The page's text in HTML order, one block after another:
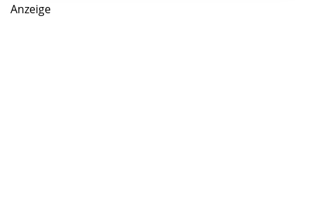
Anzeige